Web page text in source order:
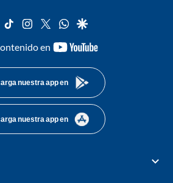
facebook
tiktok instagram
twitterwhatsapp
google
en
youtube-
nuestra app en
nuestra app en